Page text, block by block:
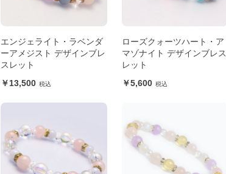
エンジェライト・ラベンダ
ーアメジスト デザインブレ
スレット
13,500
ローズクォーツハート・ア
マゾナイト デザインブレス
レット
5,600